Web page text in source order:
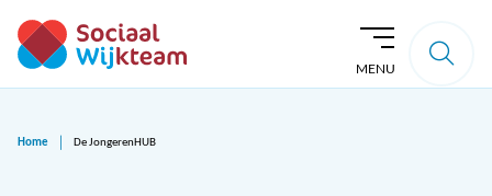
MENU
Home De JongerenHUB